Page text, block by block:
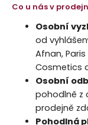
Co u nás v
Osobní
od
Afnan,
Cosmetics
Osobní
pohodlně z
prodejně
Pohodlná